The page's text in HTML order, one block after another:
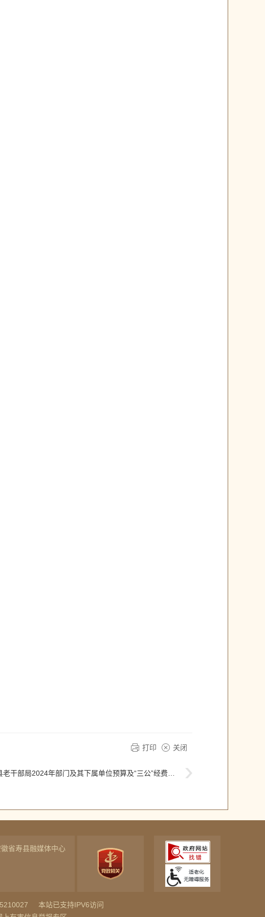
打印 关闭
干部局2024年部门及其下属单位预算及“三公”经费预算公开
省寿县融媒体中心
本站已支持IPV6访问